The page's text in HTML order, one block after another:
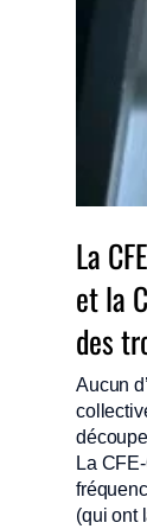
La
et la
des
Aucun
La
(qui ont